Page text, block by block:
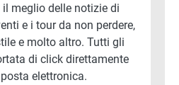
meglio delle notizie di
e i tour da non perdere,
e molto altro. Tutti gli
di click direttamente
elettronica.